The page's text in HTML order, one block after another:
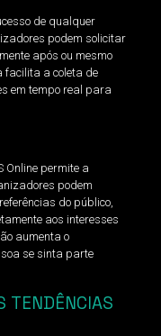
de qualquer
podem solicitar
após ou mesmo
facilita a coleta de
em tempo real para
Online permite a
podem
do público,
aos interesses
aumenta o
se sinta parte
TENDÊNCIAS